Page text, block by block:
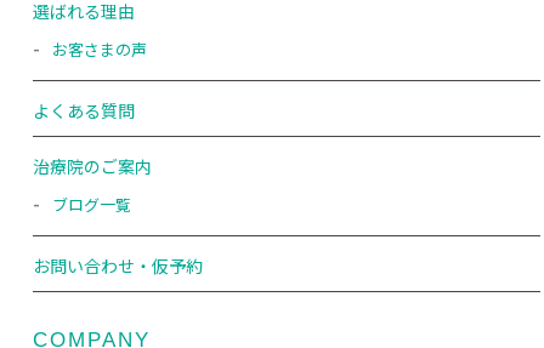
選ばれる理由
お客さまの声
よくある質問
治療院のご案内
ブログ一覧
お問い合わせ・仮予約
COMPANY